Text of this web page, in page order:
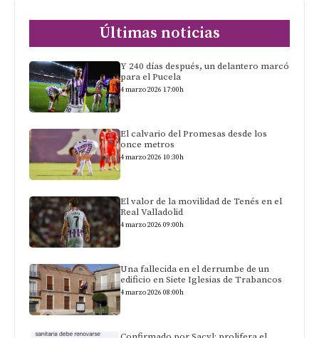
Últimas noticias
Y 240 días después, un delantero marcó
para el Pucela
4 marzo 2026 17:00h
El calvario del Promesas desde los
once metros
4 marzo 2026 10:30h
El valor de la movilidad de Tenés en el
Real Valladolid
4 marzo 2026 09:00h
Una fallecida en el derrumbe de un
edificio en Siete Iglesias de Trabancos
4 marzo 2026 08:00h